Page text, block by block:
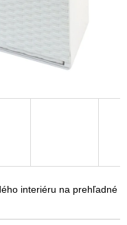
interiéru na prehľadné